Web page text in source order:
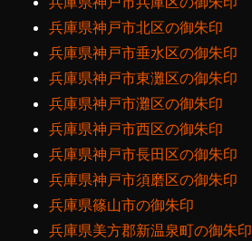
兵庫県神戸市北区の御朱印
兵庫県神戸市垂水区の御朱印
兵庫県神戸市東灘区の御朱印
兵庫県神戸市灘区の御朱印
兵庫県神戸市西区の御朱印
兵庫県神戸市長田区の御朱印
兵庫県神戸市須磨区の御朱印
兵庫県篠山市の御朱印
兵庫県美方郡新温泉町の御朱印